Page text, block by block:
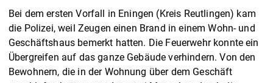
Bei dem ersten Vorfall in Eningen (Kreis Reutlingen) kam
die Polizei, weil Zeugen einen Brand in einem Wohn- und
Geschäftshaus bemerkt hatten. Die Feuerwehr konnte ein
Übergreifen auf das ganze Gebäude verhindern. Von den
Bewohnern, die in der Wohnung über dem Geschäft